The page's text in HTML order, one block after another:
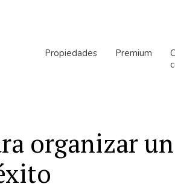
Propiedades Premium
organizar